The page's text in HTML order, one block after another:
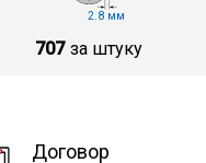
2.8 мм
707 за штуку
Договор